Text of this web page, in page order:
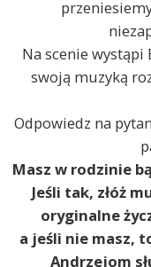
Na scenie wystąpi
swoją muzyką
Odpowiedz na
Masz w rodzinie
Jeśli tak, złóż
oryginalne
a jeśli nie masz,
Andrzejom